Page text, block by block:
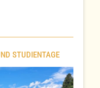
STUDIENTAGE